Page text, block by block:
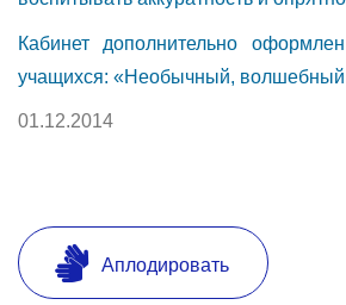
Кабинет дополнительно
учащихся: «Необычный,
01.12.2014
Аплодировать